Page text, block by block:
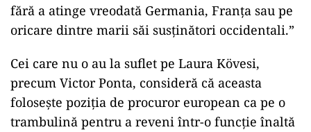
fără a atinge vreodată Germania, Franța sau pe
oricare dintre marii săi susținători occidentali.”
Cei care nu o au la suflet pe Laura Kövesi,
precum Victor Ponta, consideră că aceasta
folosește poziția de procuror european ca pe o
trambulină pentru a reveni într-o funcție înaltă